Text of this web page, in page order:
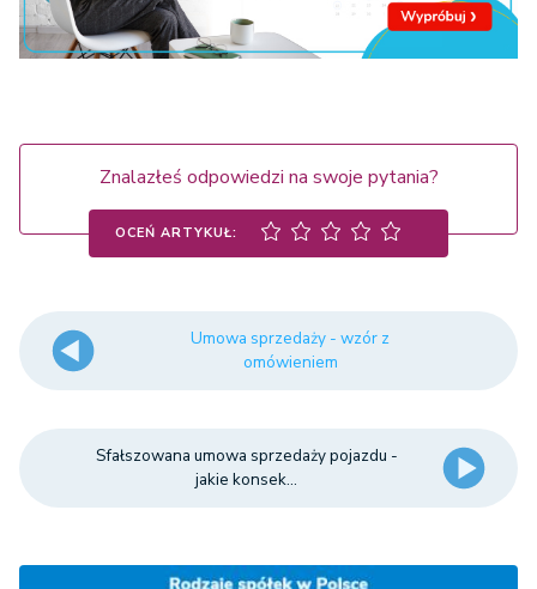
Znalazłeś odpowiedzi na swoje pytania?
OCEŃ ARTYKUŁ:
Umowa sprzedaży - wzór z
omówieniem
Sfałszowana umowa sprzedaży pojazdu -
jakie konsek...